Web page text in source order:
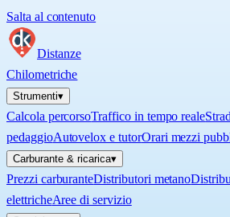
Salta al contenuto
Distanze
Chilometriche
Strumenti▾
Calcola percorsoTraffico in tempo reale
pedaggioAutovelox e tutorOrari mezzi
Carburante & ricarica▾
Prezzi carburanteDistributori metano
elettricheAree di servizio